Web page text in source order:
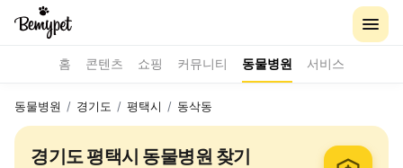
홈 콘텐츠 쇼핑 커뮤니티 동물병원 서비스
동물병원 / 경기도 / 평택시 / 동삭동
경기도 평택시 동물병원 찾기